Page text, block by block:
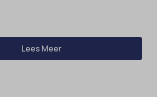
Lees Meer